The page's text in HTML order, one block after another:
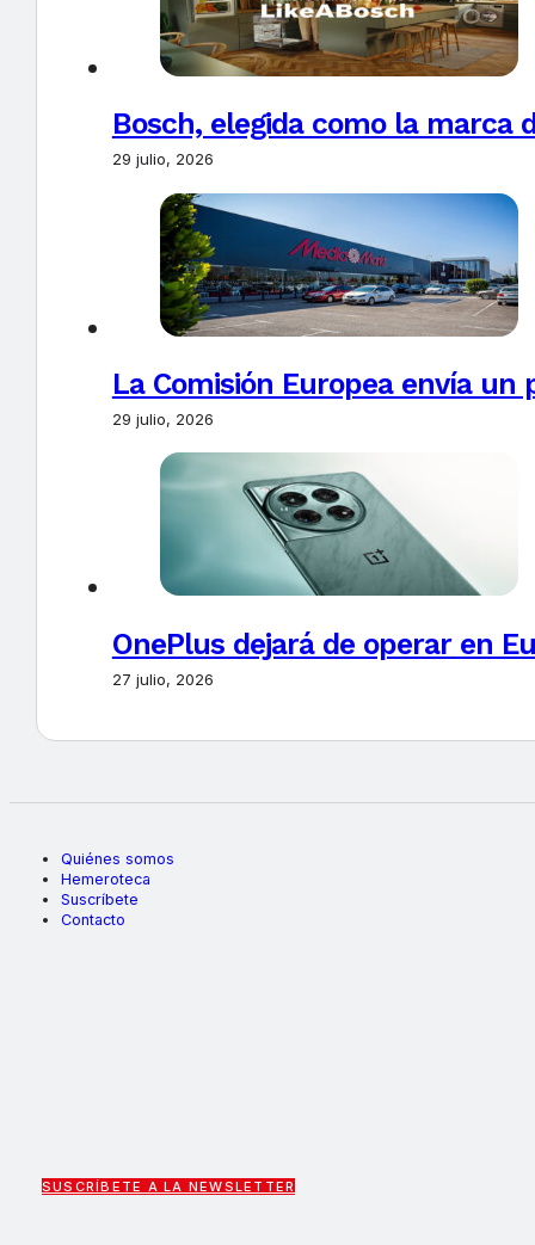
Bosch, elegida como la marca
29 julio, 2026
La Comisión Europea envía un
29 julio, 2026
OnePlus dejará de operar en
27 julio, 2026
Quiénes somos
Hemeroteca
Suscríbete
Contacto
SUSCRÍBETE A LA NEWSLETTER